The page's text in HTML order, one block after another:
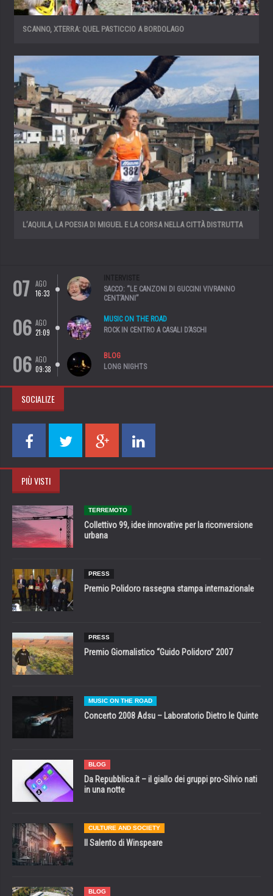
SCANNO, XTERRA: QUEL PASTICCIO A BORDOLAGO
L’AQUILA, LA POESIA DI MIGUEL E LA CORSA NELLA CITTÀ DISTRUTTA
07
AGO
16:33
INTERVISTE
SACCO: “LE CANZONI DI GUCCINI VIVRANNO
CENT’ANNI”
06 AGO
21:09
MUSIC ON THE ROAD
ROCK IN CENTRO A CASALI D’ASCHI
06 AGO
09:38
BLOG
LONG NIGHTS
SOCIALIZE
PIÙ VISTI
TERREMOTO
Collettivo 99, idee innovative per la riconversione
urbana
PRESS
Premio Polidoro rassegna stampa internazionale
PRESS
Premio Giornalistico “Guido Polidoro” 2007
MUSIC ON THE ROAD
Concerto 2008 Adsu – Laboratorio Dietro le Quinte
BLOG
Da Repubblica.it – il giallo dei gruppi pro-Silvio nati
in una notte
CULTURE AND SOCIETY
Il Salento di Winspeare
BLOG